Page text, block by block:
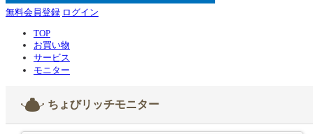
無料会員登録 ログイン
TOP
お買い物
サービス
モニター
ちょびリッチモニター